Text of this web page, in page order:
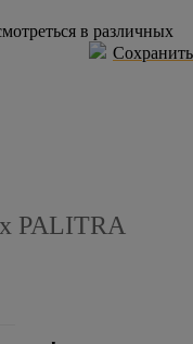
в различных
Сохранить
PALITRA